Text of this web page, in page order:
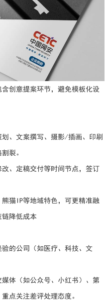
创意提案环节，避免模板化设
、文案撰写、摄影/插画、印刷
裂。
、定稿交付等时间节点，签订
猫IP等地域特色，可更精准融
链降低成本
的公司（如医疗、科技、文
体（如公众号、小红书）、第
点关注差评处理态度。